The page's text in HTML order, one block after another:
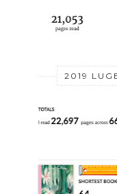
2019